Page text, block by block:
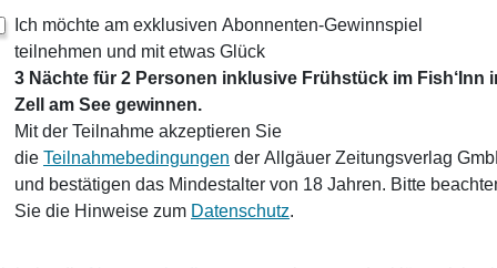
Ich möchte am exklusiven Abonnenten-Gewinnspiel
teilnehmen und mit etwas Glück
3 Nächte für 2 Personen inklusive Frühstück im Fish‘Inn
Zell am See gewinnen.
Mit der Teilnahme akzeptieren Sie
die Teilnahmebedingungen der Allgäuer Zeitungsverlag
und bestätigen das Mindestalter von 18 Jahren. Bitte
Sie die Hinweise zum Datenschutz.